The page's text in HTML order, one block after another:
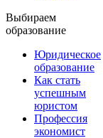
Выбираем
образование
Юридическое
образование
Как стать
успешным
юристом
Профессия
экономист